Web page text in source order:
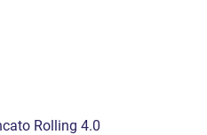
Rolling 4.0